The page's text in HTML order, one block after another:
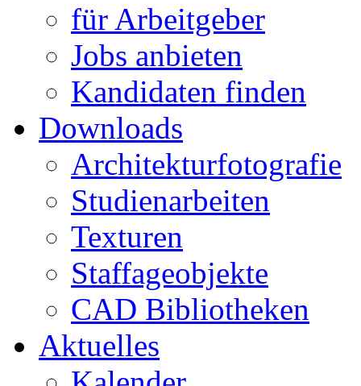
für Arbeitgeber
Jobs anbieten
Kandidaten finden
Downloads
Architekturfotografie
Studienarbeiten
Texturen
Staffageobjekte
CAD Bibliotheken
Aktuelles